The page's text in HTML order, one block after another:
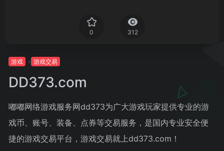
0 312
游戏 游戏交易
DD373.com
嘟嘟网络游戏服务网dd373为广大游戏玩家提供专业的游
戏币、账号、装备、点券等交易服务，是国内专业安全便
捷的游戏交易平台，游戏交易就上dd373.com！